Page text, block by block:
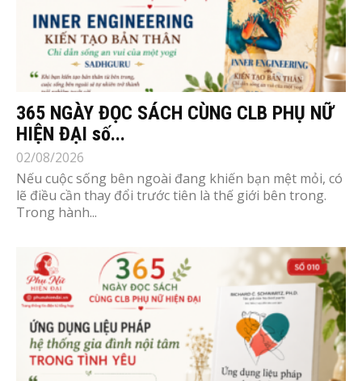
365 NGÀY ĐỌC SÁCH CÙNG CLB PHỤ NỮ
HIỆN ĐẠI số...
02/08/2026
Nếu cuộc sống bên ngoài đang khiến bạn mệt mỏi, có
lẽ điều cần thay đổi trước tiên là thế giới bên trong.
Trong hành...